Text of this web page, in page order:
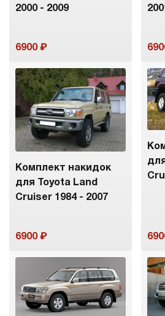
2000 - 2009
6900
Комплект накидок
для Toyota Land
Cruiser 1984 - 2007
6900